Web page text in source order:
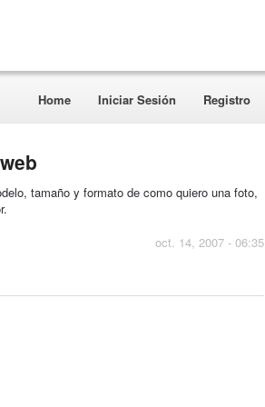
Home Iniciar Sesión Registro
tamaño y formato de como quiero una foto,
oct. 14, 2007 - 06:35